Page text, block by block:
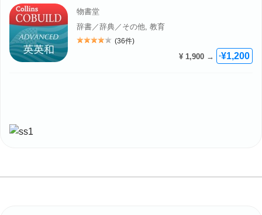
物書堂
辞書／辞典／その他, 教育
評価: 4
(36件)
¥ 1,900 → +¥1,200